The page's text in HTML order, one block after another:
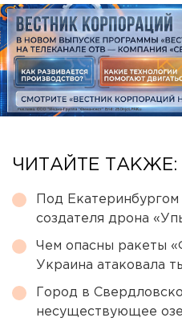
ЧИТАЙТЕ ТАКЖЕ:
Под
создателя дрона
Чем опасны ракеты
Украина атаковала
Город в
несуществующее